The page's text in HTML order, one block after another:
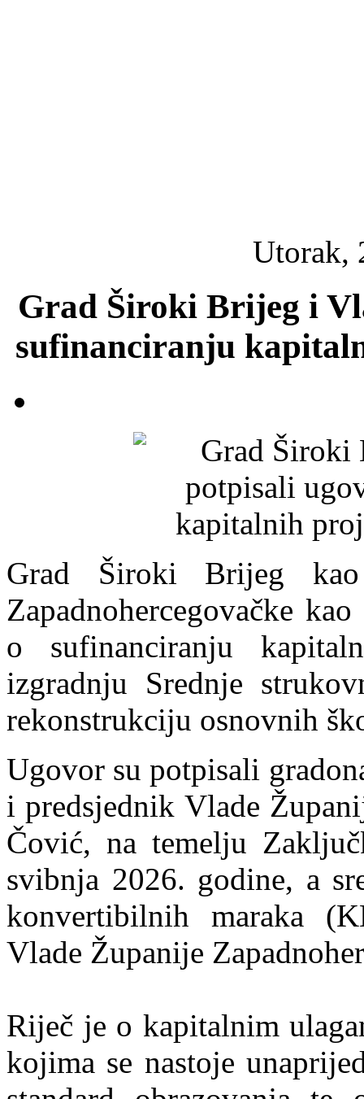
Utorak,
Grad Široki Brijeg i
sufinanciranju
Grad Široki Brijeg
Zapadnohercegovačke
o sufinanciranju
izgradnju Srednje
rekonstrukciju osnovnih
Ugovor su potpisali
i predsjednik Vlade
Čović, na temelju
svibnja 2026. godine, a
konvertibilnih maraka
Vlade Županije
Riječ je o kapitalnim
kojima se nastoje